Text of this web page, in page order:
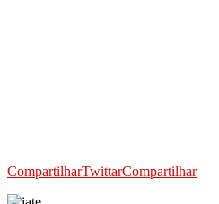
CompartilharTwittarCompartilhar